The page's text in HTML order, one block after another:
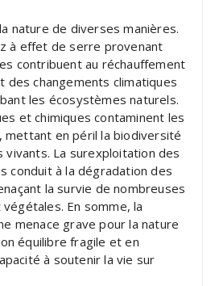
nature de diverses manières.
à effet de serre provenant
contribuent au réchauffement
des changements climatiques
les écosystèmes naturels.
et chimiques contaminent les
mettant en péril la biodiversité
La surexploitation des
conduit à la dégradation des
la survie de nombreuses
En somme, la
menace grave pour la nature
équilibre fragile et en
à soutenir la vie sur